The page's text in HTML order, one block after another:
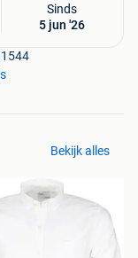
Sinds
5 jun '26
Bekijk alles